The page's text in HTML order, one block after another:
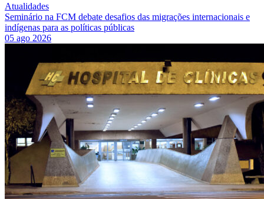
Atualidades
Seminário na FCM debate desafios das migrações internacionais e
indígenas para as políticas públicas
05 ago 2026